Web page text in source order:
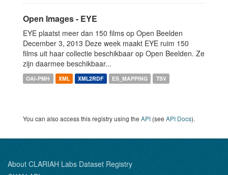
Open Images - EYE
EYE plaatst meer dan 150 films op Open Beelden
December 3, 2013 Deze week maakt EYE ruim 150
films uit haar collectie beschikbaar op Open Beelden. Ze
zijn daarmee beschikbaar...
OAI-PMH XML XML2RDF ES_MAPPING TSV
You can also access this registry using the API (see API Docs).
About CLARIAH Labs Dataset Registry